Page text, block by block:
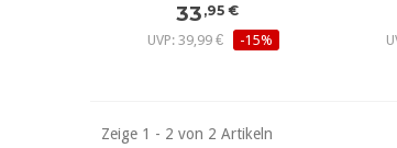
33 ,95 €
UVP: 39,99 €
-15%
Zeige 1 - 2 von 2 Artikeln